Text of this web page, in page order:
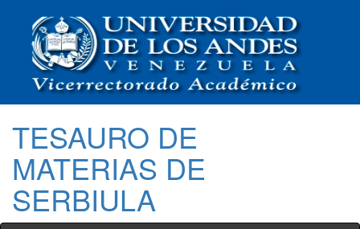
TESAURO DE
MATERIAS DE
SERBIULA